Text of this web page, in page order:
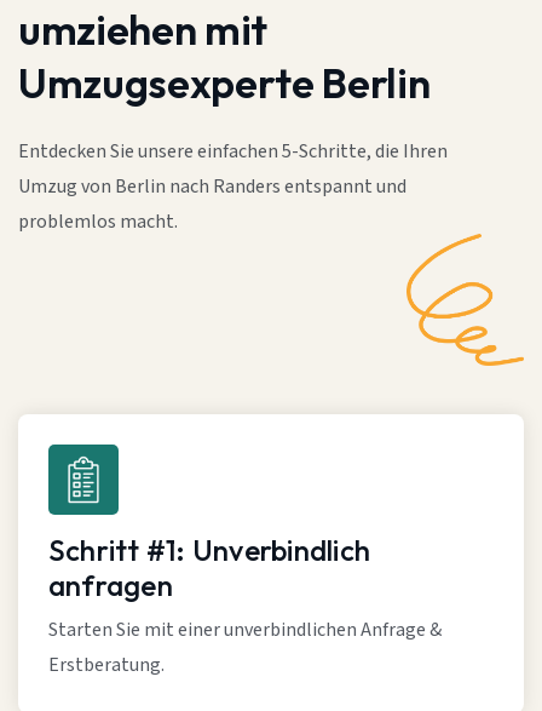
umziehen mit
Umzugsexperte Berlin
Entdecken Sie unsere einfachen 5-Schritte, die Ihren
Umzug von Berlin nach Randers entspannt und
problemlos macht.
Schritt #1: Unverbindlich
anfragen
Starten Sie mit einer unverbindlichen Anfrage &
Erstberatung.